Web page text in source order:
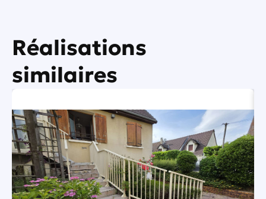
Réalisations
similaires